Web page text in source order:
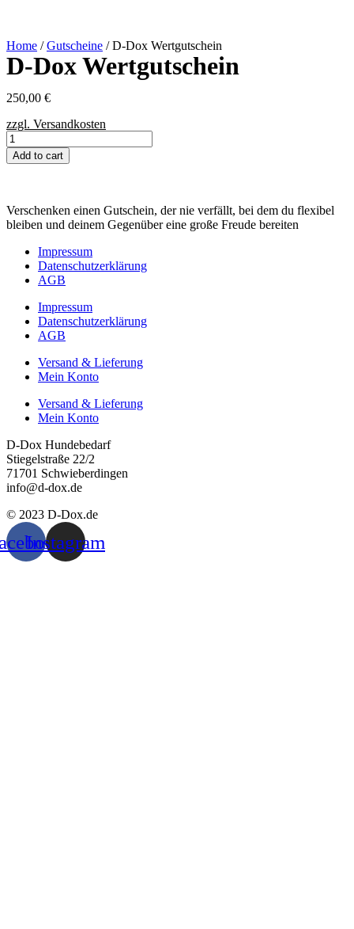
Home /Gutscheine / D-Dox Wertgutschein
D-Dox Wertgutschein
250,00 €
zzgl. Versandkosten
D-
Dox
Wertgutschein
Add to cart
Verschenken einen Gutschein, der nie verfällt, bei dem du flexibel
bleiben und deinem Gegenüber eine große Freude bereiten
Impressum
Datenschutzerklärung
AGB
Impressum
Datenschutzerklärung
AGB
Versand & Lieferung
Mein Konto
Versand & Lieferung
Mein Konto
D-Dox Hundebedarf
Stiegelstraße 22/2
71701 Schwieberdingen
info@d-dox.de
© 2023 D-Dox.de
Instagram